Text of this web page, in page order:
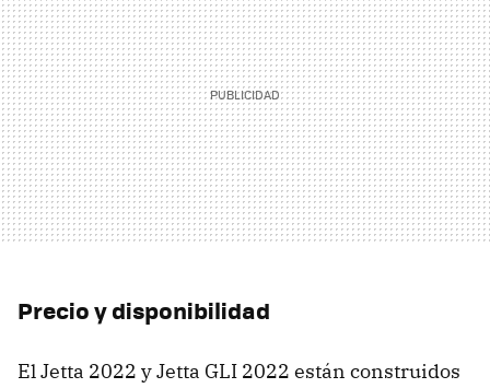
Precio y disponibilidad
El Jetta 2022 y Jetta GLI 2022 están construidos